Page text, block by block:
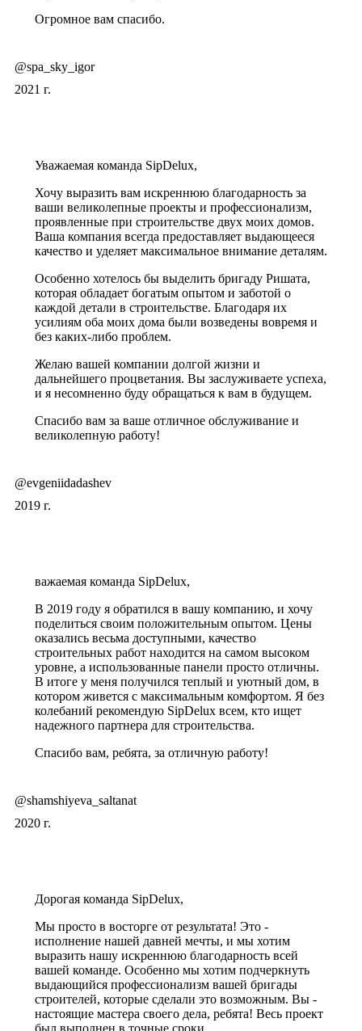
Огромное вам спасибо.
@spa_sky_igor
2021 г.
Уважаемая команда SipDelux,
Хочу выразить вам искреннюю благодарность за
ваши великолепные проекты и профессионализм,
проявленные при строительстве двух моих домов.
Ваша компания всегда предоставляет выдающееся
качество и уделяет максимальное внимание деталям.
Особенно хотелось бы выделить бригаду Ришата,
которая обладает богатым опытом и заботой о
каждой детали в строительстве. Благодаря их
усилиям оба моих дома были возведены вовремя и
без каких-либо проблем.
Желаю вашей компании долгой жизни и
дальнейшего процветания. Вы заслуживаете успеха,
и я несомненно буду обращаться к вам в будущем.
Спасибо вам за ваше отличное обслуживание и
великолепную работу!
@evgeniidadashev
2019 г.
важаемая команда SipDelux,
В 2019 году я обратился в вашу компанию, и хочу
поделиться своим положительным опытом. Цены
оказались весьма доступными, качество
строительных работ находится на самом высоком
уровне, а использованные панели просто отличны.
В итоге у меня получился теплый и уютный дом, в
котором живется с максимальным комфортом. Я без
колебаний рекомендую SipDelux всем, кто ищет
надежного партнера для строительства.
Спасибо вам, ребята, за отличную работу!
@shamshiyeva_saltanat
2020 г.
Дорогая команда SipDelux,
Мы просто в восторге от результата! Это -
исполнение нашей давней мечты, и мы хотим
выразить нашу искреннюю благодарность всей
вашей команде. Особенно мы хотим подчеркнуть
выдающийся профессионализм вашей бригады
строителей, которые сделали это возможным. Вы -
настоящие мастера своего дела, ребята! Весь проект